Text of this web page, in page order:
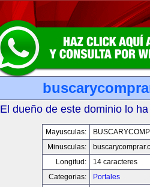
El dueño de este dominio lo
Mayusculas:
Minusculas:
Longitud:
14 caracteres
Categorias:
Portales